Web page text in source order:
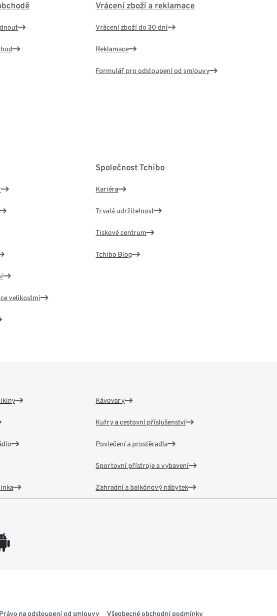
Vrácení zboží a reklamace
Vrácení zboží do 30 dní
Reklamace
Formulář pro odstoupení od smlouvy
velikostmi
Společnost Tchibo
Kariéra
Trvalá udržitelnost
Tiskové centrum
Tchibo Blog
Kávovary
Kufry a cestovní příslušenství
Povlečení a prostěradla
Sportovní přístroje a vybavení
Zahradní a balkónový nábytek
Právo na odstoupení od smlouvy Všeobecné obchodní podmínky